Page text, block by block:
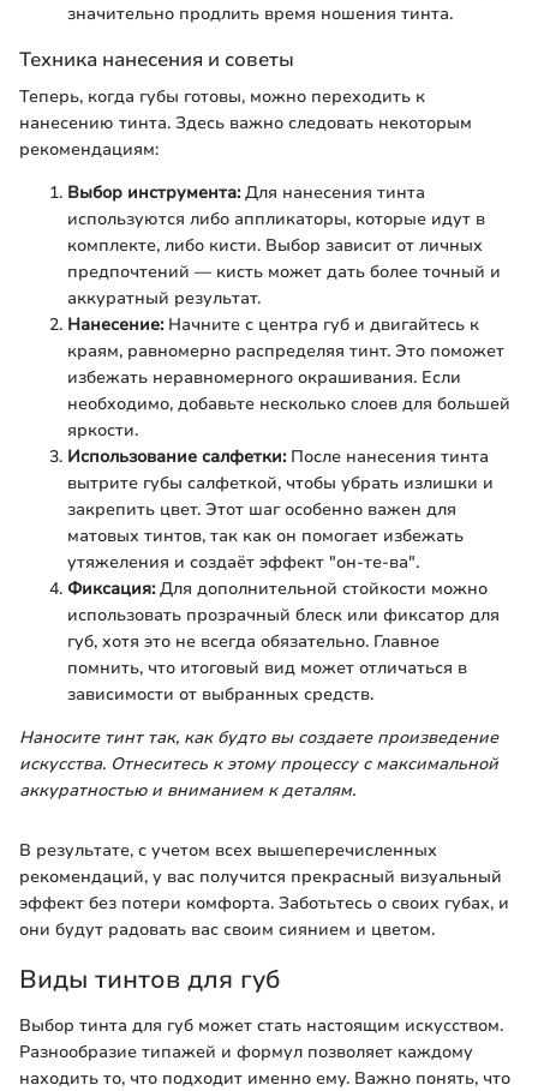
значительно продлить время ношения тинта.
Техника нанесения и советы
Теперь, когда губы готовы, можно переходить к
нанесению тинта. Здесь важно следовать некоторым
рекомендациям:
Выбор инструмента:Для нанесения тинта
используются либо аппликаторы, которые идут в
комплекте, либо кисти. Выбор зависит от личных
предпочтений — кисть может дать более точный и
аккуратный результат.
Нанесение:Начните с центра губ и двигайтесь к
краям, равномерно распределяя тинт. Это поможет
избежать неравномерного окрашивания. Если
необходимо, добавьте несколько слоев для большей
яркости.
Использование салфетки:После нанесения тинта
вытрите губы салфеткой, чтобы убрать излишки и
закрепить цвет. Этот шаг особенно важен для
матовых тинтов, так как он помогает избежать
утяжеления и создаёт эффект "он-те-ва".
Фиксация:Для дополнительной стойкости можно
использовать прозрачный блеск или фиксатор для
губ, хотя это не всегда обязательно. Главное
помнить, что итоговый вид может отличаться в
зависимости от выбранных средств.
Наносите тинт так, как будто вы создаете произведение
искусства. Отнеситесь к этому процессу с максимальной
аккуратностью и вниманием к деталям.
В результате, с учетом всех вышеперечисленных
рекомендаций, у вас получится прекрасный визуальный
эффект без потери комфорта. Заботьтесь о своих губах, и
они будут радовать вас своим сиянием и цветом.
Виды тинтов для губ
Выбор тинта для губ может стать настоящим искусством.
Разнообразие типажей и формул позволяет каждому
находить то, что подходит именно ему. Важно понять, что